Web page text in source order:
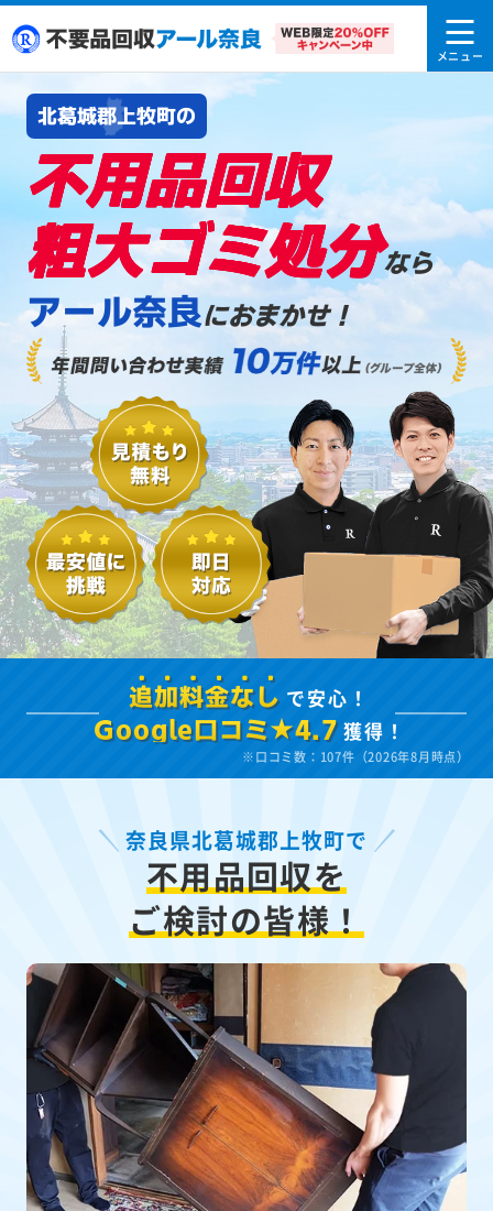
北葛城郡上牧町の
不用品回収
粗大ゴミ処分なら
アール奈良におまかせ！
追加料金なし で安心！
Google口コミ★4.7 獲得！
※口コミ数：107件（2026年8月時点）
奈良県北葛城郡上牧町で
不用品回収を
ご検討の皆様！